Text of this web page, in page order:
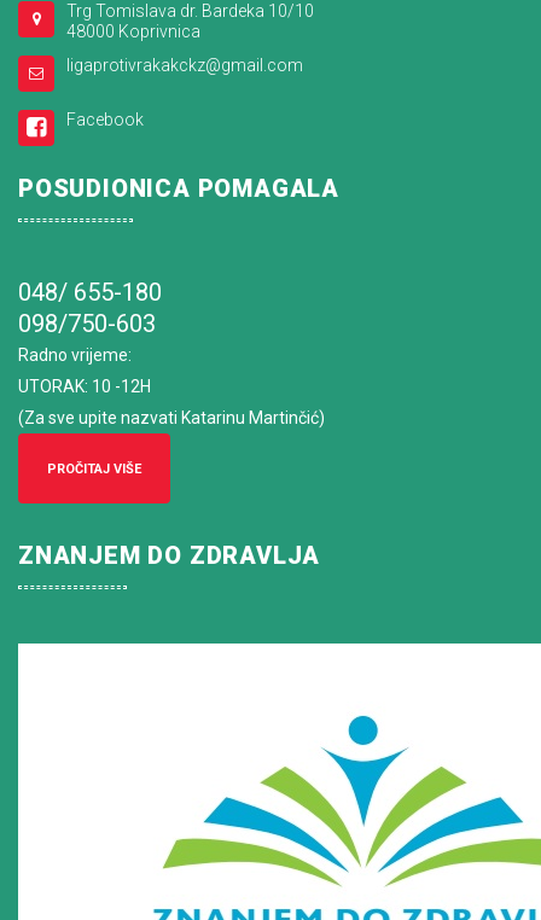
Trg Tomislava dr. Bardeka 10/10
48000 Koprivnica
ligaprotivrakakckz@gmail.com
Facebook
POSUDIONICA POMAGALA
048/ 655-180
098/750-603
Radno vrijeme:
UTORAK: 10 -12H
(Za sve upite nazvati Katarinu Martinčić)
PROČITAJ VIŠE
ZNANJEM DO ZDRAVLJA